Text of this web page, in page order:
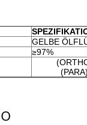
GELBE
≥97%